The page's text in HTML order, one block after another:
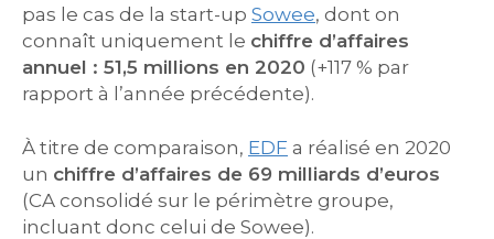
pas le cas de la start-up Sowee, dont on
connaît uniquement le chiffre d’affaires
annuel : 51,5 millions en 2020 (+117 % par
rapport à l’année précédente).
À titre de comparaison, EDF a réalisé en 2020
un chiffre d’affaires de 69 milliards d’euros
(CA consolidé sur le périmètre groupe,
incluant donc celui de Sowee).